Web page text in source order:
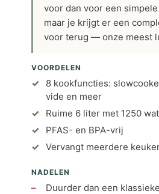
voor dan voor een
maar je krijgt er een
voor terug — onze meest
VOORDELEN
8 kookfuncties:
vide en meer
Ruime 6 liter met 1250
PFAS- en BPA-vrij
Vervangt meerdere
NADELEN
Duurder dan een